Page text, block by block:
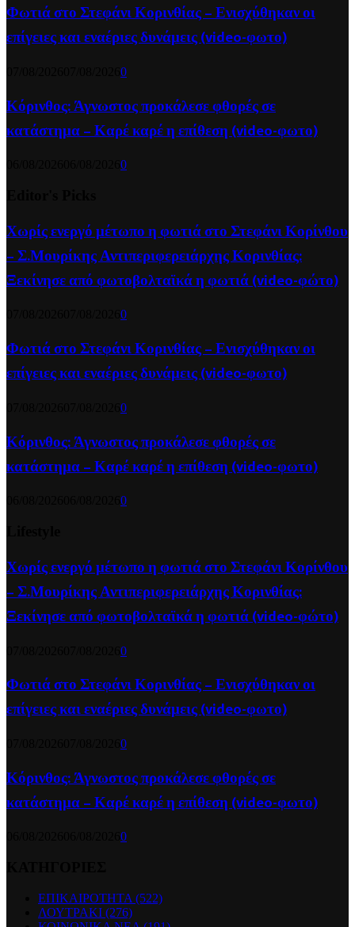
Φωτιά στο Στεφάνι Κορινθίας – Ενισχύθηκαν οι
επίγειες και εναέριες δυνάμεις (video-φωτο)
0
Κόρινθος: Άγνωστος προκάλεσε φθορές σε
κατάστημα – Καρέ καρέ η επίθεση (video-φωτο)
0
Χωρίς ενεργό μέτωπο η φωτιά στο Στεφάνι Κορίνθου
– Σ.Μουρίκης Αντιπεριφερειάρχης Κορινθίας:
Ξεκίνησε από φωτοβολταϊκά η φωτιά (video-φώτο)
0
Φωτιά στο Στεφάνι Κορινθίας – Ενισχύθηκαν οι
επίγειες και εναέριες δυνάμεις (video-φωτο)
0
Κόρινθος: Άγνωστος προκάλεσε φθορές σε
κατάστημα – Καρέ καρέ η επίθεση (video-φωτο)
0
Χωρίς ενεργό μέτωπο η φωτιά στο Στεφάνι Κορίνθου
– Σ.Μουρίκης Αντιπεριφερειάρχης Κορινθίας:
Ξεκίνησε από φωτοβολταϊκά η φωτιά (video-φώτο)
0
Φωτιά στο Στεφάνι Κορινθίας – Ενισχύθηκαν οι
επίγειες και εναέριες δυνάμεις (video-φωτο)
0
Κόρινθος: Άγνωστος προκάλεσε φθορές σε
κατάστημα – Καρέ καρέ η επίθεση (video-φωτο)
0
ΕΠΙΚΑΙΡΟΤΗΤΑ (522)
ΛΟΥΤΡΑΚΙ (276)